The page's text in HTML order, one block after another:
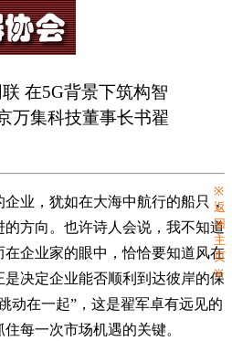
在5G背景下筑构智
集科技董事长书翟
业，犹如在大海中航行的船只，
方向。也许诗人会说，我不知道
企业家的眼中，恰恰要知道风在
决定企业能否顺利到达彼岸的保
动在一起”，这是翟军卓有远见的
每一次市场机遇的关键。
※
返
回
主
页
※